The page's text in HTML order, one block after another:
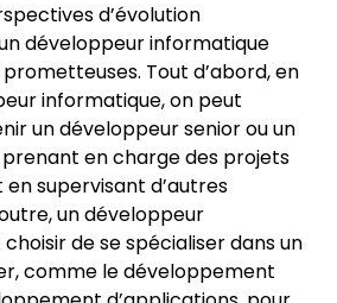
d’évolution
développeur informatique
Tout d’abord, en
informatique, on peut
un développeur senior ou un
en charge des projets
supervisant d’autres
un développeur
de se spécialiser dans un
comme le développement